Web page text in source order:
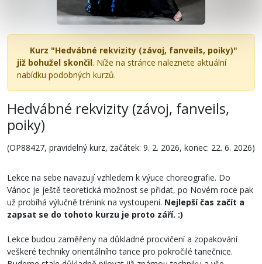
Kurz "Hedvábné rekvizity (závoj, fanveils, poiky)"
již bohužel skončil. Níže na stránce naleznete aktuální
nabídku podobných kurzů.
Hedvábné rekvizity (závoj, fanveils,
poiky)
(OP88427, pravidelný kurz, začátek: 9. 2. 2026, konec: 22. 6. 2026)
Lekce na sebe navazují vzhledem k výuce choreografie. Do
Vánoc je ještě teoretická možnost se přidat, po Novém roce pak
už probíhá výlučně trénink na vystoupení. Nejlepší čas začít a
zapsat se do tohoto kurzu je proto září. :)
Lekce budou zaměřeny na důkladné procvičení a zopakování
veškeré techniky orientálního tance pro pokročilé tanečnice.